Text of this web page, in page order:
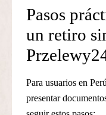
Pasos
un retiro
Para usuarios en
presentar